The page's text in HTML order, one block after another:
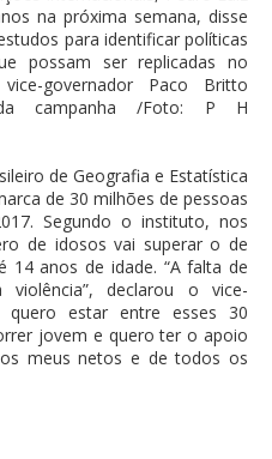
na próxima semana, disse
para identificar políticas
possam ser replicadas no
governador Paco Britto
campanha /Foto: P H
de Geografia e Estatística
de 30 milhões de pessoas
Segundo o instituto, nos
de idosos vai superar o de
14 anos de idade. “A falta de
declarou o vice-
quero estar entre esses 30
jovem e quero ter o apoio
meus netos e de todos os